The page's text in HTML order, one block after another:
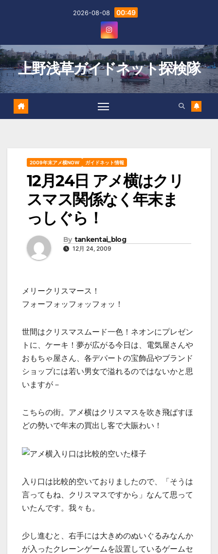
2026-08-08 00:49
上野浅草ガイドネット探検隊
2009年末アメ横NOW ガイドネット情報
12月24日 アメ横はクリ
スマス関係なく年末ま
っしぐら！
By tankentai_blog
12月 24, 2009
メリークリスマース！
フォーフォッフォッフォッ！
世間はクリスマスムード一色！ネオンにプレゼン
トに、ケーキ！夢が広がる今日は、電気屋さんや
おもちゃ屋さん、各デパートの宝飾品やブランド
ショップには若い男女で溢れるのではないかと思
いますが－
こちらの街。アメ横はクリスマスを吹き飛ばすほ
どの勢いで年末の買出し客で大賑わい！
入り口は比較的空いておりましたので、「そうは
言ってもね、クリスマスですから」なんて思って
いたんです。我々も。
少し進むと、右手には大きめのぬいぐるみなんか
が入ったクレーンゲームを設置しているゲームセ